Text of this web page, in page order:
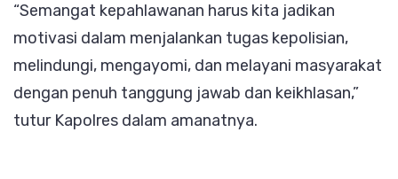
“Semangat kepahlawanan harus kita jadikan
motivasi dalam menjalankan tugas kepolisian,
melindungi, mengayomi, dan melayani masyarakat
dengan penuh tanggung jawab dan keikhlasan,”
tutur Kapolres dalam amanatnya.